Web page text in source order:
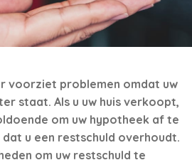
voorziet problemen omdat uw
staat. Als u uw huis verkoopt,
om uw hypotheek af te
u een restschuld overhoudt.
om uw restschuld te